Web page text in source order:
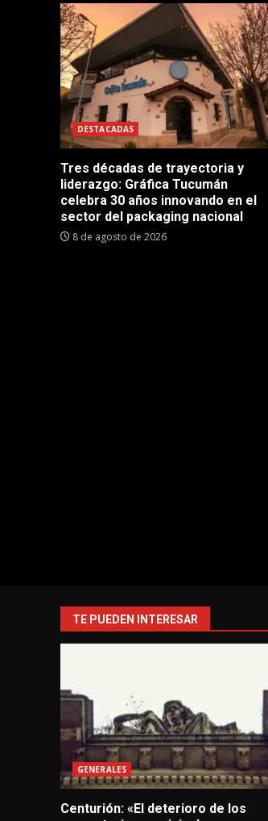
DESTACADAS
Tres décadas de trayectoria y
liderazgo: Gráfica Tucumán
celebra 30 años innovando en el
sector del packaging nacional
8 de agosto de 2026
TE PUEDEN INTERESAR
GENERALES
Centurión: «El deterioro de los